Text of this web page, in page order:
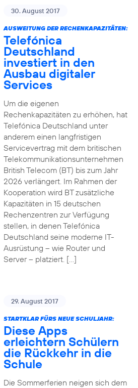
30. August 2017
AUSWEITUNG DER RECHENKAPAZITÄTEN:
Telefónica
Deutschland
investiert in den
Ausbau digitaler
Services
Um die eigenen
Rechenkapazitäten zu erhöhen, hat
Telefónica Deutschland unter
anderem einen langfristigen
Servicevertrag mit dem britischen
Telekommunikationsunternehmen
British Telecom (BT) bis zum Jahr
2026 verlängert. Im Rahmen der
Kooperation wird BT zusätzliche
Kapazitäten in 15 deutschen
Rechenzentren zur Verfügung
stellen, in denen Telefónica
Deutschland seine moderne IT-
Ausrüstung – wie Router und
Server – platziert. […]
29. August 2017
STARTKLAR FÜRS NEUE SCHULJAHR:
Diese Apps
erleichtern Schülern
die Rückkehr in die
Schule
Die Sommerferien neigen sich dem